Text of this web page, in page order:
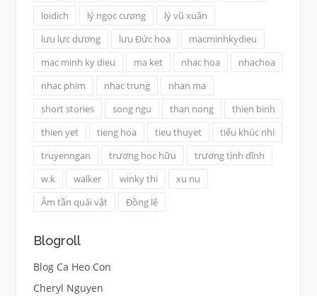
loidich
lý ngọc cương
lý vũ xuân
lưu lực dương
lưu Đức hoa
macminhkydieu
mac minh ky dieu
ma ket nhac hoa
nhachoa
nhac phim
nhac trung
nhan ma
short stories
song ngu than nong
thien binh
thien yet
tieng hoa tieu thuyet
tiểu khúc nhi
truyenngan
trương học hữu
trương tịnh dĩnh
w.k
walker winky thi
xu nu
Âm tần quái vật
Đồng lệ
Blogroll
Blog Ca Heo Con
Cheryl Nguyen